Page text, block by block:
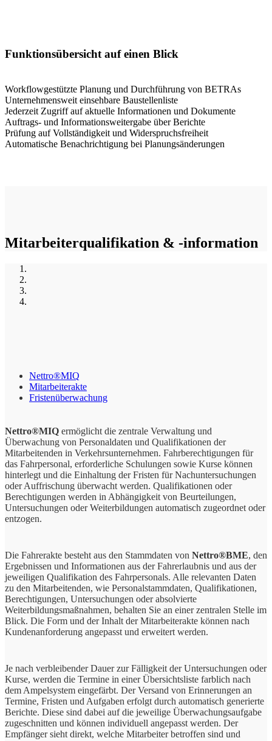
Funktionsübersicht auf einen Blick
Workflowgestützte Planung und Durchführung von BETRAs
Unternehmensweit einsehbare Baustellenliste
Jederzeit Zugriff auf aktuelle Informationen und Dokumente
Auftrags- und Informationsweitergabe über Berichte
Prüfung auf Vollständigkeit und Widerspruchsfreiheit
Automatische Benachrichtigung bei Planungsänderungen
Mitarbeiterqualifikation & -information
Nettro®MIQ
Mitarbeiterakte
Fristenüberwachung
Nettro®MIQ ermöglicht die zentrale Verwaltung und
Überwachung von Personaldaten und Qualifikationen der
Mitarbeitenden in Verkehrsunternehmen. Fahrberechtigungen für
das Fahrpersonal, erforderliche Schulungen sowie Kurse können
hinterlegt und die Einhaltung der Fristen für Nachuntersuchungen
oder Auffrischung überwacht werden. Qualifikationen oder
Berechtigungen werden in Abhängigkeit von Beurteilungen,
Untersuchungen oder Weiterbildungen automatisch zugeordnet oder
entzogen.
Die Fahrerakte besteht aus den Stammdaten von Nettro®BME, den
Ergebnissen und Informationen aus der Fahrerlaubnis und aus der
jeweiligen Qualifikation des Fahrpersonals. Alle relevanten Daten
zu den Mitarbeitenden, wie Personalstammdaten, Qualifikationen,
Berechtigungen, Untersuchungen oder absolvierte
Weiterbildungsmaßnahmen, behalten Sie an einer zentralen Stelle im
Blick. Die Form und der Inhalt der Mitarbeiterakte können nach
Kundenanforderung angepasst und erweitert werden.
Je nach verbleibender Dauer zur Fälligkeit der Untersuchungen oder
Kurse, werden die Termine in einer Übersichtsliste farblich nach
dem Ampelsystem eingefärbt. Der Versand von Erinnerungen an
Termine, Fristen und Aufgaben erfolgt durch automatisch generierte
Berichte. Diese sind dabei auf die jeweilige Überwachungsaufgabe
zugeschnitten und können individuell angepasst werden. Der
Empfänger sieht direkt, welche Mitarbeiter betroffen sind und